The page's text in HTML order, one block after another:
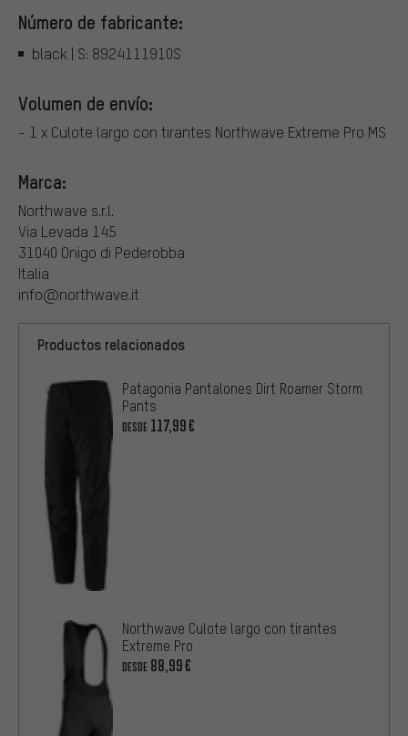
Número de fabricante:
black | S: 8924111910S
Volumen de envío:
- 1 x Culote largo con tirantes Northwave Extreme Pro MS
Marca:
Northwave s.r.l.
Via Levada 145
31040 Onigo di Pederobba
Italia
info@northwave.it
Productos relacionados
Patagonia Pantalones Dirt Roamer Storm
Pants
DESDE 117,99€
Northwave Culote largo con tirantes
Extreme Pro
DESDE 88,99€